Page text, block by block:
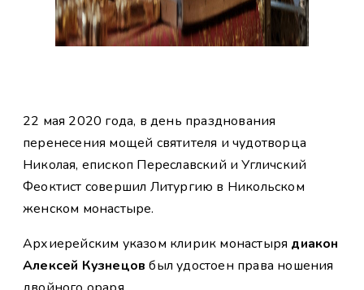
22 мая 2020 года, в день празднования
перенесения мощей святителя и чудотворца
Николая, епископ Переславский и Угличский
Феоктист совершил Литургию в Никольском
женском монастыре.
Архиерейским указом клирик монастыря диакон
Алексей Кузнецов был удостоен права ношения